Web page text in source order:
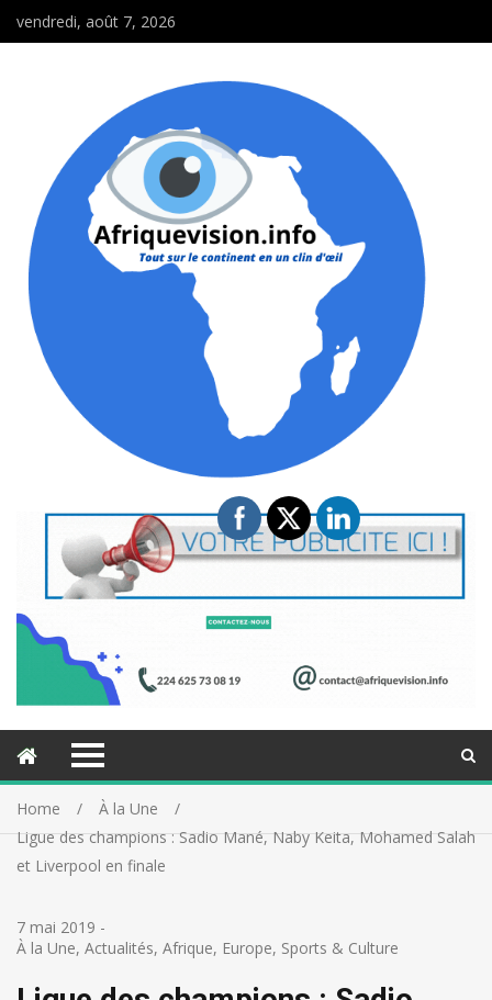
vendredi, août 7, 2026
Home
À la Une
Ligue des champions : Sadio Mané, Naby Keita, Mohamed Salah
et Liverpool en finale
7 mai 2019 -
À la Une, Actualités, Afrique, Europe, Sports & Culture